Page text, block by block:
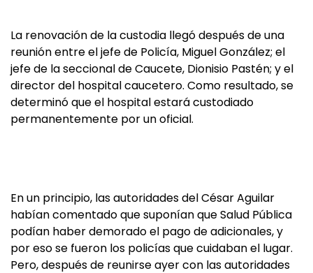
La renovación de la custodia llegó después de una
reunión entre el jefe de Policía, Miguel González; el
jefe de la seccional de Caucete, Dionisio Pastén; y el
director del hospital caucetero. Como resultado, se
determinó que el hospital estará custodiado
permanentemente por un oficial.
En un principio, las autoridades del César Aguilar
habían comentado que suponían que Salud Pública
podían haber demorado el pago de adicionales, y
por eso se fueron los policías que cuidaban el lugar.
Pero, después de reunirse ayer con las autoridades